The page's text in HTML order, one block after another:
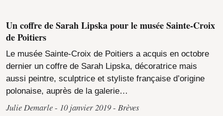
Un coffre de Sarah Lipska pour le musée Sainte-Croix
de Poitiers
Le musée Sainte-Croix de Poitiers a acquis en octobre
dernier un coffre de Sarah Lipska, décoratrice mais
aussi peintre, sculptrice et styliste française d’origine
polonaise, auprès de la galerie…
Julie Demarle 10 janvier 2019 Brèves